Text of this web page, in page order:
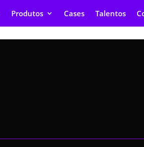
Produtos Cases Talentos